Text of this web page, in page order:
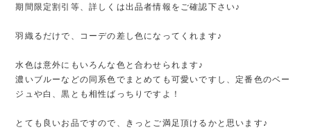
期間限定割引等、詳しくは出品者情報をご確認下さい♪
羽織るだけで、コーデの差し色になってくれます♪
水色は意外にもいろんな色と合わせられます♪
濃いブルーなどの同系色でまとめても可愛いですし、定番色のベー
ジュや白、黒とも相性ばっちりですよ！
とても良いお品ですので、きっとご満足頂けるかと思います♪